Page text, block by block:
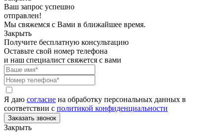
Ваш запрос успешно
отправлен!
Мы свяжемся с Вами в ближайшее время.
Закрыть
Получите бесплатную консультацию
Оставьте свой номер телефона
и наш специалист свяжется с вами
Я даю согласие на обработку персональных данных в
соответствии с политикой конфиденциальности
Закрыть